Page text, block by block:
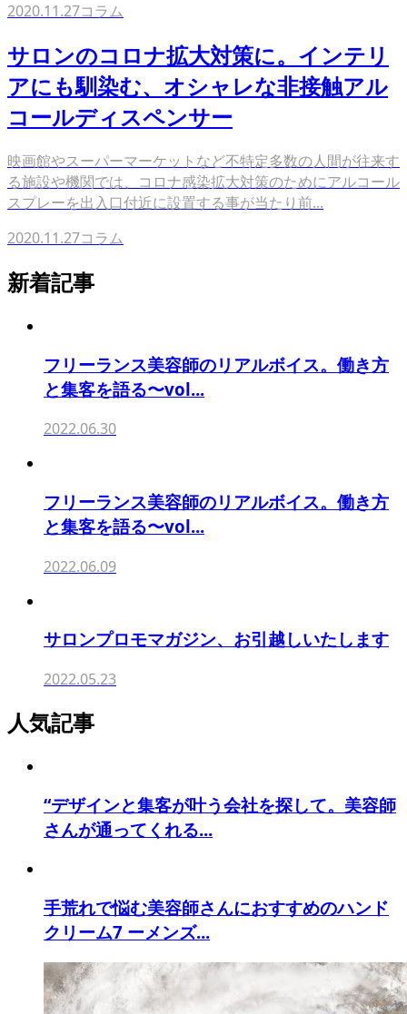
2020.11.27コラム
サロンのコロナ拡大対策に。インテリ
アにも馴染む、オシャレな非接触アル
コールディスペンサー
映画館やスーパーマーケットなど不特定多数の人間が往来す
る施設や機関では、コロナ感染拡大対策のためにアルコール
スプレーを出入口付近に設置する事が当たり前...
2020.11.27コラム
新着記事
フリーランス美容師のリアルボイス。働き方
と集客を語る〜vol...
2022.06.30
フリーランス美容師のリアルボイス。働き方
と集客を語る〜vol...
2022.06.09
サロンプロモマガジン、お引越しいたします
2022.05.23
人気記事
“デザインと集客が叶う会社を探して。美容師
さんが通ってくれる...
手荒れで悩む美容師さんにおすすめのハンド
クリーム7 ーメンズ...